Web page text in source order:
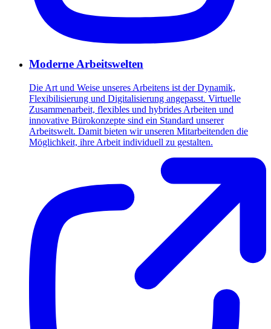
Moderne Arbeitswelten
Die Art und Weise unseres Arbeitens ist der Dynamik,
Flexibilisierung und Digitalisierung angepasst. Virtuelle
Zusammenarbeit, flexibles und hybrides Arbeiten und
innovative Bürokonzepte sind ein Standard unserer
Arbeitswelt. Damit bieten wir unseren Mitarbeitenden die
Möglichkeit, ihre Arbeit individuell zu gestalten.